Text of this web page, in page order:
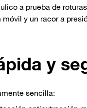
a prueba de
y un racor a
y
sencilla: